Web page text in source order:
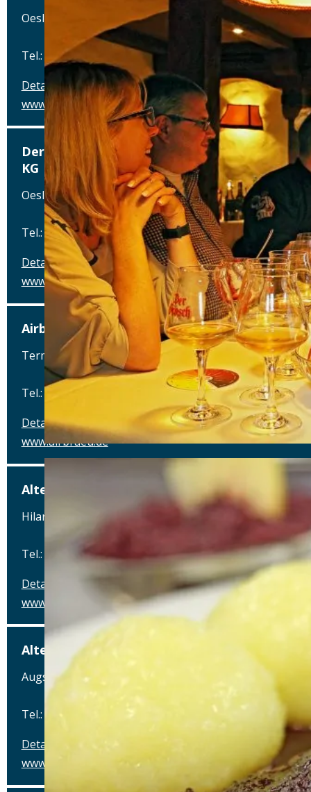
Oeslauer Straße 115, 96472 Rödental
Tel.: Tel.: 09563-7500
Details
www.der-grosch.de
Der Grosch – Braugasthof Grosch GmbH & Co
KG
Oeslauer Straße 115, 96472 Rödental
Tel.: Tel.: 09563-7500
Details
www.der-grosch.de
Airbräu am Flughafen München
Terminalstraße Mitte 18, 85356 München-Flughafen
Tel.: Tel.: 089 - 97593111
Details
www.airbraeu.de
Alte Brauerei Mertingen
Hilaria-Lechner-Straße 21, 86690 Mertingen
Tel.: Tel.: 09078-912320
Details
www.alte-brauerei-mertingen.de
Alte Posthalterei
Augsburger Straße 2, 86441 Zusmarshausen
Tel.: Tel.: 08291-858220
Details
www.posthalterei.com